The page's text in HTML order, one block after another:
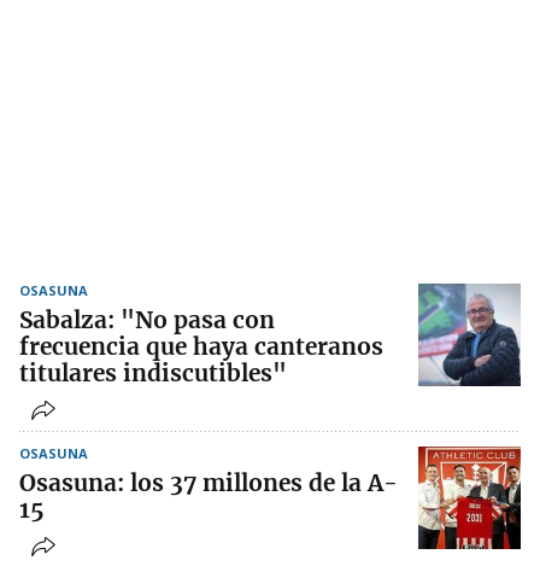
OSASUNA
Sabalza: "No pasa con
frecuencia que haya canteranos
titulares indiscutibles"
OSASUNA
Osasuna: los 37 millones de la A-
15